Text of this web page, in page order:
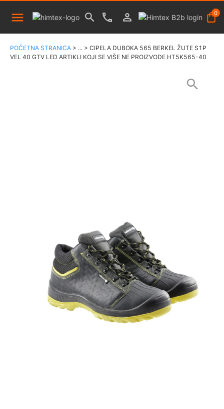
0
POČETNA STRANICA > ... > CIPELA DUBOKA 565 BERKEL ŽUTE S1P
VEL 40 GTV LED ARTIKLI KOJI SE VIŠE NE PROIZVODE HT5K565-40